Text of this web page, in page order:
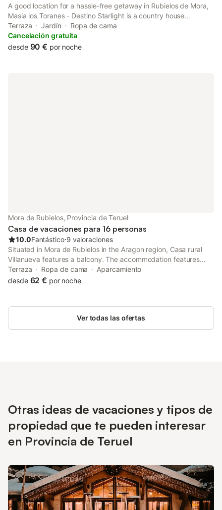
A good location for a hassle-free getaway in Rubielos de Mora,
Masia los Toranes - Destino Starlight is a country house
surrounded by views of the garden. The property features an
open-air bath, garden and parking on-site among other
facilities.
Terraza Jardín
Ropa de cama
Cancelación gratuita
desde 90 € por noche
Mora de Rubielos, Provincia de Teruel
Casa de vacaciones para 16 personas
10.0Fantástico⋅9 valoraciones
Situated in Mora de Rubielos in the Aragon region, Casa rural
Villanueva features a balcony. The accommodation features
private check-in and check-out, and organising tours for guests.
Terraza Ropa de cama
Aparcamiento
desde 62 € por noche
Ver todas las ofertas
Otras ideas de vacaciones y tipos de
propiedad que te pueden interesar
en Provincia de Teruel